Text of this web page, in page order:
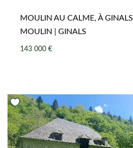
MOULIN AU CALME, À GINALS
MOULIN | GINALS
143 000 €